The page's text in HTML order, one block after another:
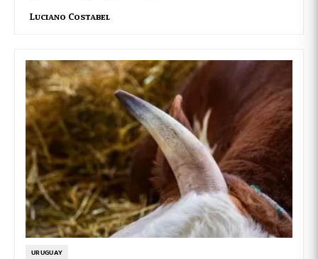
Luciano Costabel
URUGUAY